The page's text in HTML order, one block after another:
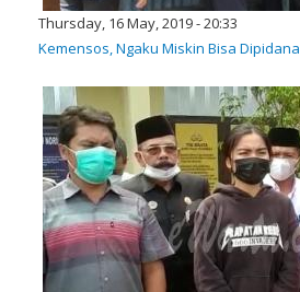
Thursday, 16 May, 2019 - 20:33
Kemensos, Ngaku Miskin Bisa Dipidana